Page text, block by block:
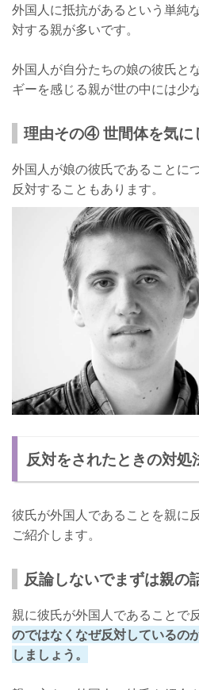
外国人に抵抗があるという単純
対する親が多いです。
外国人が自分たちの娘の彼氏と
ギーを感じる親が世の中には少
理由その④ 世間体を気に
外国人が娘の彼氏であることに
反対することもあります。
反対をされたときの対処
彼氏が外国人であることを親に
ご紹介します。
反論しないでまずは親の
親に彼氏が外国人であることで
のではなくなぜ反対しているの
しましょう。